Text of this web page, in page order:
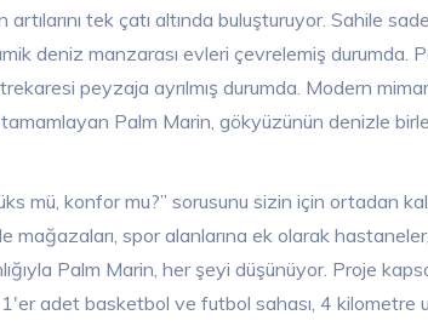
artılarını tek çatı altında buluşturuyor. Sahile
deniz manzarası evleri çevrelemiş durumda.
peyzaja ayrılmış durumda. Modern
Palm Marin, gökyüzünün denizle
mü, konfor mu?” sorusunu sizin için ortadan
mağazaları, spor alanlarına ek olarak
Palm Marin, her şeyi düşünüyor. Proje
adet basketbol ve futbol sahası, 4 kilometre